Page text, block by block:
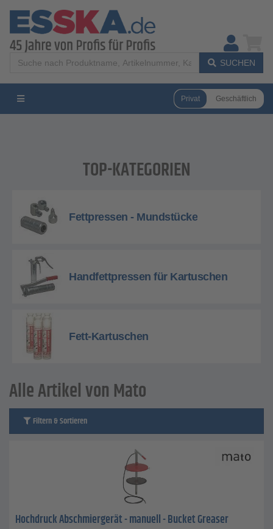
SUCHEN
Privat Geschäftlich
TOP-KATEGORIEN
Fettpressen - Mundstücke
Handfettpressen für Kartuschen
Fett-Kartuschen
Alle Artikel von Mato
Filtern & Sortieren
Hochdruck Abschmiergerät - manuell - Bucket Greaser